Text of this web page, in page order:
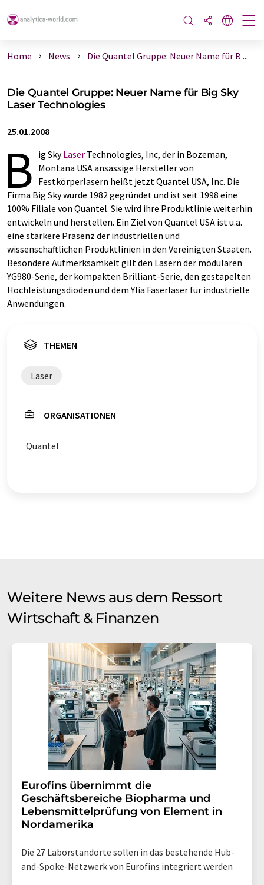
Home News Die Quantel Gruppe: Neuer Name für B ...
Die Quantel Gruppe: Neuer Name für Big Sky
Laser Technologies
25.01.2008
B ig SkyLaser Technologies, Inc, der in Bozeman,
Montana USA ansässige Hersteller von
Festkörperlasern heißt jetzt Quantel USA, Inc. Die
Firma Big Sky wurde 1982 gegründet und ist seit 1998 eine
100% Filiale von Quantel. Sie wird ihre Produktlinie weiterhin
entwickeln und herstellen. Ein Ziel von Quantel USA ist u.a.
eine stärkere Präsenz der industriellen und
wissenschaftlichen Produktlinien in den Vereinigten Staaten.
Besondere Aufmerksamkeit gilt den Lasern der modularen
YG980-Serie, der kompakten Brilliant-Serie, den gestapelten
Hochleistungsdioden und dem Ylia Faserlaser für industrielle
Anwendungen.
THEMEN
Laser
ORGANISATIONEN
Quantel
Weitere News aus dem Ressort
Wirtschaft & Finanzen
Eurofins übernimmt die
Geschäftsbereiche Biopharma und
Lebensmittelprüfung von Element in
Nordamerika
Die 27 Laborstandorte sollen in das bestehende Hub-
and-Spoke-Netzwerk von Eurofins integriert werden